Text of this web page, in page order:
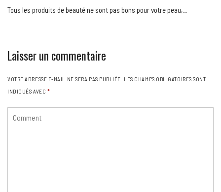
Tous les produits de beauté ne sont pas bons pour votre peau,…
Laisser un commentaire
VOTRE ADRESSE E-MAIL NE SERA PAS PUBLIÉE.
LES CHAMPS OBLIGATOIRES SONT
INDIQUÉS AVEC *